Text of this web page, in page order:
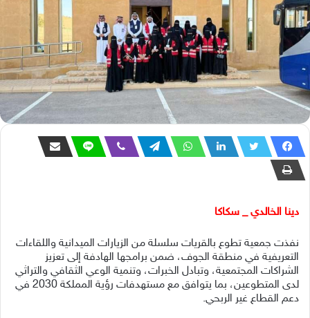
دينا الخالدي _ سكاكا
نفذت جمعية تطوع بالقريات سلسلة من الزيارات الميدانية واللقاءات
التعريفية في منطقة الجوف، ضمن برامجها الهادفة إلى تعزيز
الشراكات المجتمعية، وتبادل الخبرات، وتنمية الوعي الثقافي والتراثي
لدى المتطوعين، بما يتوافق مع مستهدفات رؤية المملكة 2030 في
دعم القطاع غير الربحي.